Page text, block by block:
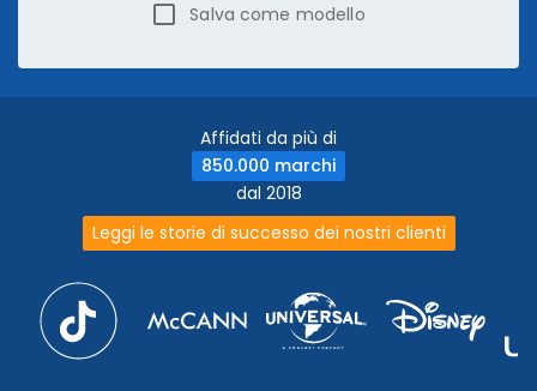
Salva come modello
Affidati da più di
850.000 marchi
dal 2018
Leggi le storie di successo dei nostri clienti